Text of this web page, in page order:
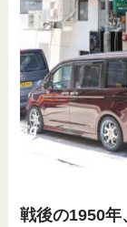
戦後の1950年